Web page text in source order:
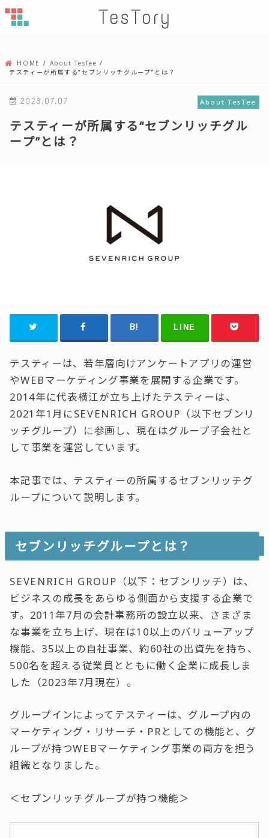
TesTory
HOME
About TesTee
テスティーが所属する“セブンリッチグループ”とは？
About TesTee
2023.07.07
テスティーが所属する“セブンリッチグル
ープ”とは？
LINE
テスティーは、若年層向けアンケートアプリの運営
やWEBマーケティング事業を展開する企業です。
2014年に代表横江が立ち上げたテスティーは、
2021年1月にSEVENRICH GROUP（以下セブンリ
ッチグループ）に参画し、現在はグループ子会社と
して事業を運営しています。
本記事では、テスティーの所属するセブンリッチグ
ループについて説明します。
セブンリッチグループとは？
SEVENRICH GROUP（以下：セブンリッチ）は、
ビジネスの成長をあらゆる側面から支援する企業で
す。2011年7月の会計事務所の設立以来、さまざま
な事業を立ち上げ、現在は10以上のバリューアップ
機能、35以上の自社事業、約60社の出資先を持ち、
500名を超える従業員とともに働く企業に成長しま
した（2023年7月現在）。
グループインによってテスティーは、グループ内の
マーケティング・リサーチ・PRとしての機能と、グ
ループが持つWEBマーケティング事業の両方を担う
組織となりました。
＜セブンリッチグループが持つ機能＞